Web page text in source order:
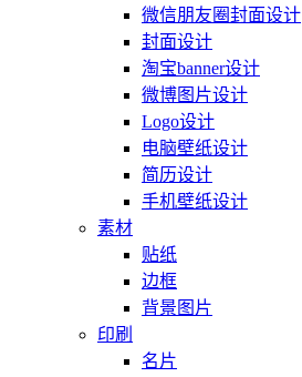
微信朋友圈封面设计
封面设计
淘宝banner设计
微博图片设计
Logo设计
电脑壁纸设计
简历设计
手机壁纸设计
素材
贴纸
边框
背景图片
印刷
名片